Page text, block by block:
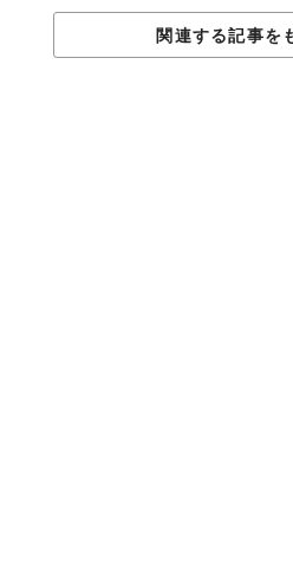
ラーをセット。
こんな風に、空気や色を自分で選
関連する記事を